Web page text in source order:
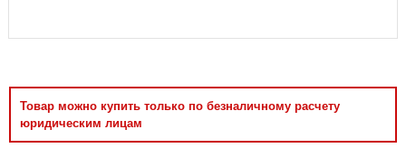
Товар можно купить только по безналичному расчету
юридическим лицам